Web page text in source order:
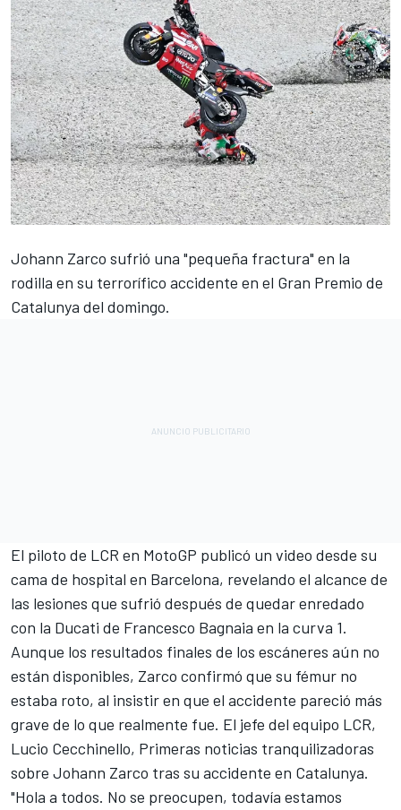
Johann Zarco sufrió una "pequeña fractura" en la
rodilla en su terrorífico accidente en el Gran Premio de
Catalunya del domingo.
El piloto de LCR en MotoGP publicó un video desde su
cama de hospital en Barcelona, revelando el alcance de
las lesiones que sufrió después de quedar enredado
con la Ducati de Francesco Bagnaia en la curva 1.
Aunque los resultados finales de los escáneres aún no
están disponibles, Zarco confirmó que su fémur no
estaba roto, al insistir en que el accidente pareció más
grave de lo que realmente fue. El jefe del equipo LCR,
Lucio Cecchinello, Primeras noticias tranquilizadoras
sobre Johann Zarco tras su accidente en Catalunya.
"Hola a todos. No se preocupen, todavía estamos